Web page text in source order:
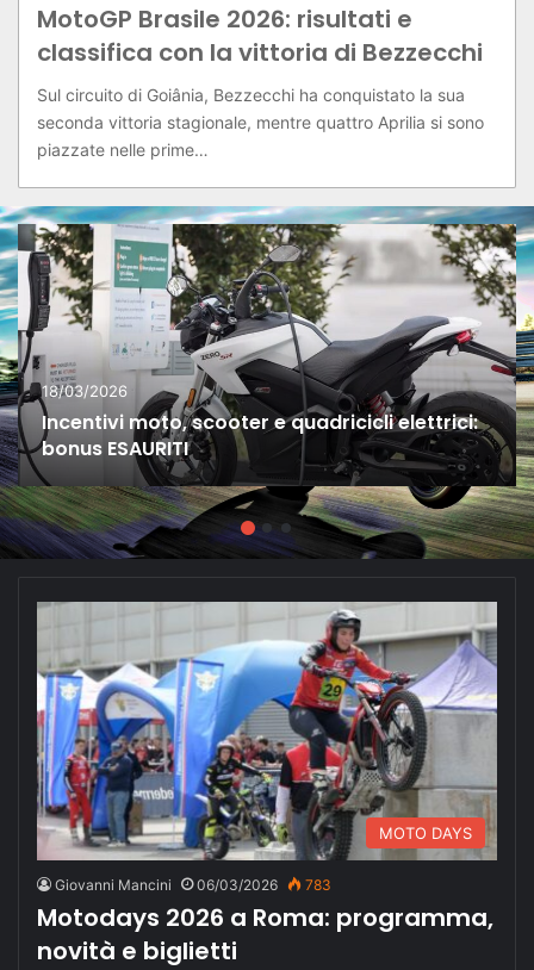
MotoGP Brasile 2026: risultati e
classifica con la vittoria di Bezzecchi
Sul circuito di Goiânia, Bezzecchi ha conquistato la sua
seconda vittoria stagionale, mentre quattro Aprilia si sono
piazzate nelle prime…
18/03/2026
Incentivi moto, scooter e quadricicli elettrici:
bonus ESAURITI
MOTO DAYS
Giovanni Mancini 06/03/2026 783
Motodays 2026 a Roma: programma,
novità e biglietti